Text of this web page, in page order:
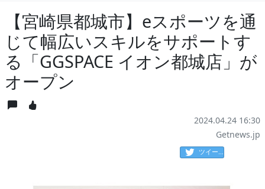
【宮崎県都城市】eスポーツを通
じて幅広いスキルをサポートす
る「GGSPACE イオン都城店」が
オープン
2024.04.24 16:30
Getnews.jp
ツイート